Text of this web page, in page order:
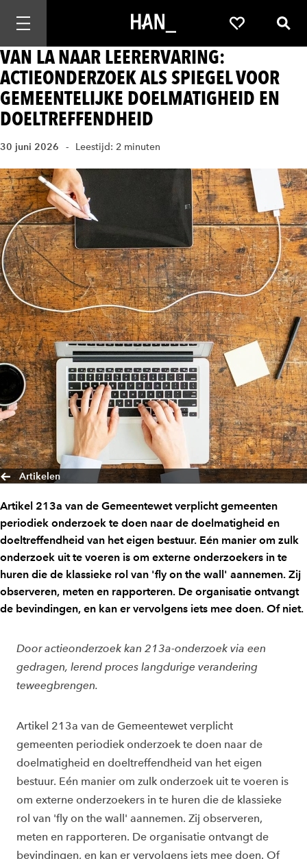
Mobiele navigatie openen Favorieten
VAN LA NAAR LEERERVARING:
ACTIEONDERZOEK ALS SPIEGEL VOOR
GEMEENTELIJKE DOELMATIGHEID EN
DOELTREFFENDHEID
30 juni 2026 Leestijd: 2 minuten
Artikelen
Artikel 213a van de Gemeentewet verplicht gemeenten
periodiek onderzoek te doen naar de doelmatigheid en
doeltreffendheid van het eigen bestuur. Eén manier om zulk
onderzoek uit te voeren is om externe onderzoekers in te
huren die de klassieke rol van 'fly on the wall' aannemen. Zij
observeren, meten en rapporteren. De organisatie ontvangt
de bevindingen, en kan er vervolgens iets mee doen. Of niet.
Door actieonderzoek kan 213a-onderzoek via een
gedragen, lerend proces langdurige verandering
teweegbrengen.
Artikel 213a van de Gemeentewet verplicht
gemeenten periodiek onderzoek te doen naar de
doelmatigheid en doeltreffendheid van het eigen
bestuur. Eén manier om zulk onderzoek uit te voeren is
om externe onderzoekers in te huren die de klassieke
rol van 'fly on the wall' aannemen. Zij observeren,
meten en rapporteren. De organisatie ontvangt de
bevindingen, en kan er vervolgens iets mee doen. Of